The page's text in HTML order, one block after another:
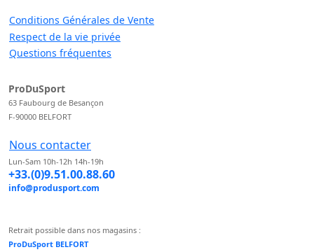
Conditions Générales de Vente
Respect de la vie privée
Questions fréquentes
ProDuSport
63 Faubourg de Besançon
F-90000 BELFORT
Nous contacter
Lun-Sam 10h-12h 14h-19h
+33.(0)9.51.00.88.60
info@produsport.com
Retrait possible dans nos magasins :
ProDuSport BELFORT